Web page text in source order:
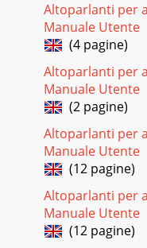
Altoparlanti per
Manuale Utente
(4 pagine)
Altoparlanti per
Manuale Utente
(2 pagine)
Altoparlanti per
Manuale Utente
(12 pagine)
Altoparlanti per
Manuale Utente
(12 pagine)